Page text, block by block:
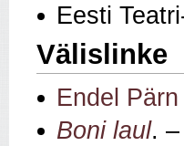
Eesti
Välislinke
Endel Pärn
Boni laul. –